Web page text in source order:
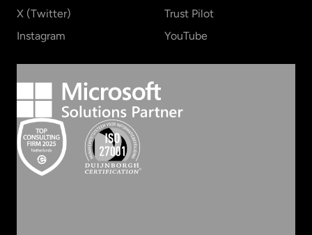
X (Twitter)
Instagram
Trust Pilot
YouTube